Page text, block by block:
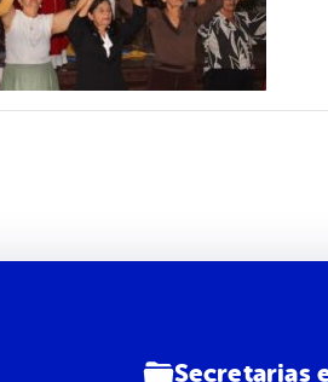
Secretarias